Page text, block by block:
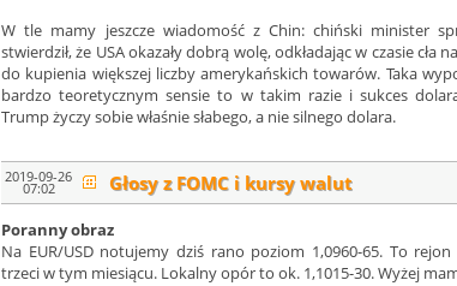
W tle mamy jeszcze wiadomość z Chin: chiński minister
stwierdził, że USA okazały dobrą wolę, odkładając w czasie cła
do kupienia większej liczby amerykańskich towarów. Taka
bardzo teoretycznym sensie to w takim razie i sukces
Trump życzy sobie właśnie słabego, a nie silnego dolara.
2019-09-26
07:02 Głosy z FOMC i kursy walut
Poranny obraz
Na EUR/USD notujemy dziś rano poziom 1,0960-65. To
trzeci w tym miesiącu. Lokalny opór to ok. 1,1015-30. Wyżej